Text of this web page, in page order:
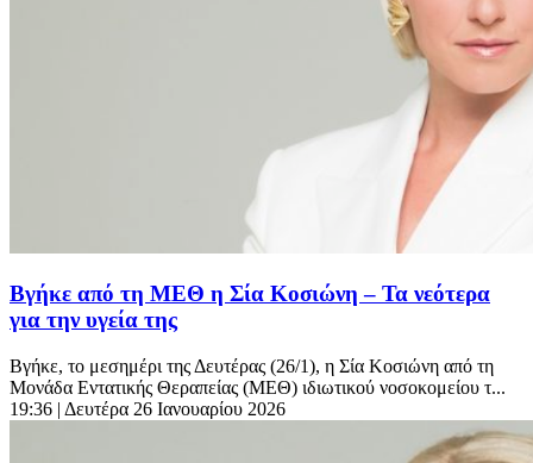
Βγήκε από τη ΜΕΘ η Σία Κοσιώνη – Τα νεότερα
για την υγεία της
Βγήκε, το μεσημέρι της Δευτέρας (26/1), η Σία Κοσιώνη από τη
Μονάδα Εντατικής Θεραπείας (ΜΕΘ) ιδιωτικού νοσοκομείου τ...
19:36 | Δευτέρα 26 Ιανουαρίου 2026